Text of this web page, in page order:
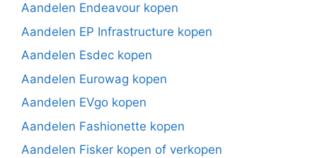
Aandelen Endeavour kopen
Aandelen EP Infrastructure kopen
Aandelen Esdec kopen
Aandelen Eurowag kopen
Aandelen EVgo kopen
Aandelen Fashionette kopen
Aandelen Fisker kopen of verkopen